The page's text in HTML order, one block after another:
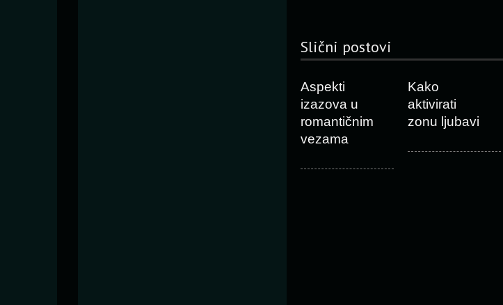
Slični postovi
Aspekti
izazova u
romantičnim
vezama
Kako
aktivirati
zonu ljubavi